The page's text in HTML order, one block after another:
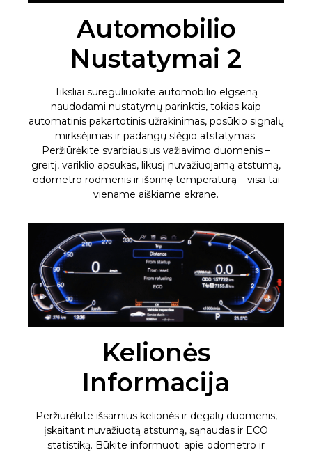
Automobilio
Nustatymai 2
Tiksliai sureguliuokite automobilio elgseną
naudodami nustatymų parinktis, tokias kaip
automatinis pakartotinis užrakinimas, posūkio signalų
mirksėjimas ir padangų slėgio atstatymas.
Peržiūrėkite svarbiausius važiavimo duomenis –
greitį, variklio apsukas, likusį nuvažiuojamą atstumą,
odometro rodmenis ir išorinę temperatūrą – visa tai
viename aiškiame ekrane.
Kelionės
Informacija
Peržiūrėkite išsamius kelionės ir degalų duomenis,
įskaitant nuvažiuotą atstumą, sąnaudas ir ECO
statistiką. Būkite informuoti apie odometro ir